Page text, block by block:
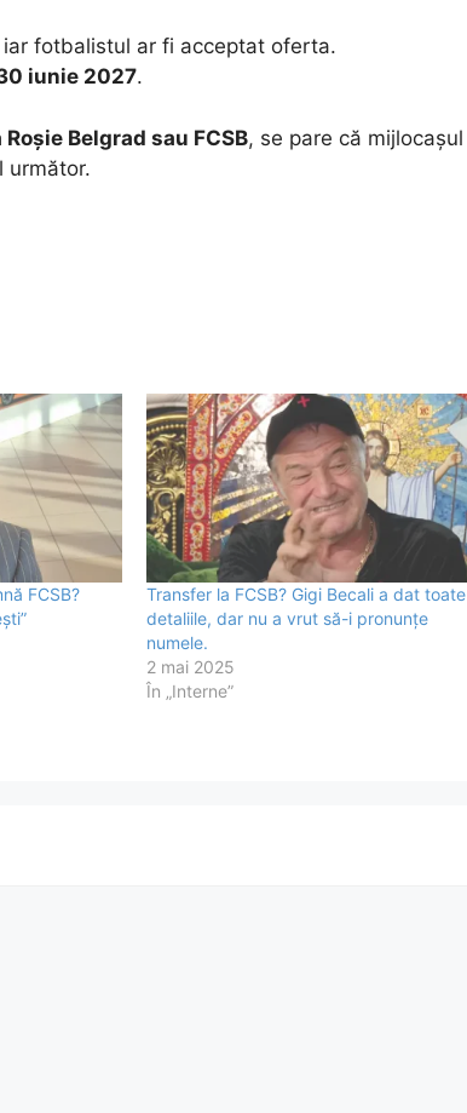
iar fotbalistul ar fi acceptat oferta.
iunie 2027.
Roșie Belgrad sau FCSB, se pare că mijlocașul
următor.
FCSB?
Transfer la FCSB? Gigi Becali a dat toate
detaliile, dar nu a vrut să-i pronunțe
numele.
2 mai 2025
În „Interne”